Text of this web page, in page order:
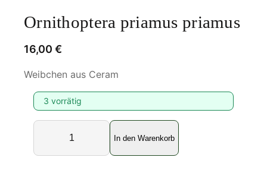
Ornithoptera priamus priamus
16,00 €
Weibchen aus Ceram
3 vorrätig
O
n
In den Warenkorb